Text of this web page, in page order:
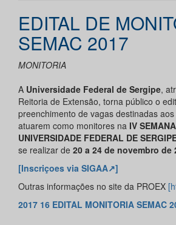
EDITAL DE
SEMAC 2017
MONITORIA
A Universidade Federal de Sergipe,
Reitoria de Extensão, torna público o
preenchimento de vagas destinadas
atuarem como monitores na IV
UNIVERSIDADE FEDERAL DE
se realizar de 20 a 24 de novembro de
[Inscriçoes via SIGAA↗]
Outras informações no site da PROEX
2017 16 EDITAL MONITORIA SEMAC